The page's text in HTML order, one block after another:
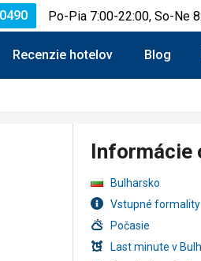
Po-Pia 7:00-22:00, So-Ne
Recenzie hotelov Blog
Informácie
Bulharsko
Vstupné formality
Počasie
Last minute v